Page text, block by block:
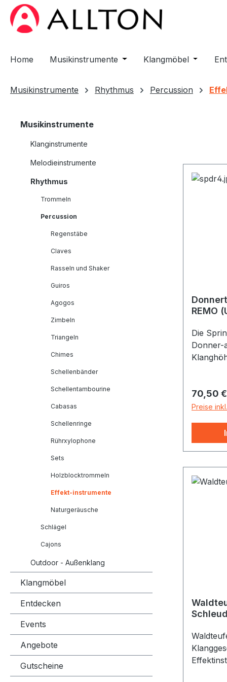
Hauptinhalt springen
Zur Suche springen
Zur Hauptnavigation springen
Home Musikinstrumente Öffne oder Schließe das
Klangmöbel Öffne
Musikinstrumente Rhythmus Percussion
Musikinstrumente
Klanginstrumente
Melodieinstrumente
Rhythmus
Trommeln
Percussion
Regenstäbe
Claves
Rasseln und Shaker
Guiros
Agogos
Zimbeln
Triangeln
Chimes
Schellenbänder
Schellentambourine
Cabasas
Schellenringe
Rührxylophone
Sets
Holzblocktrommeln
Effekt-instrumente
Naturgeräusche
Schlägel
Cajons
Outdoor - Außenklang
Klangmöbel
Entdecken
Events
Angebote
Gutscheine
REMO
Die
Donner-
70,50 €
Preise